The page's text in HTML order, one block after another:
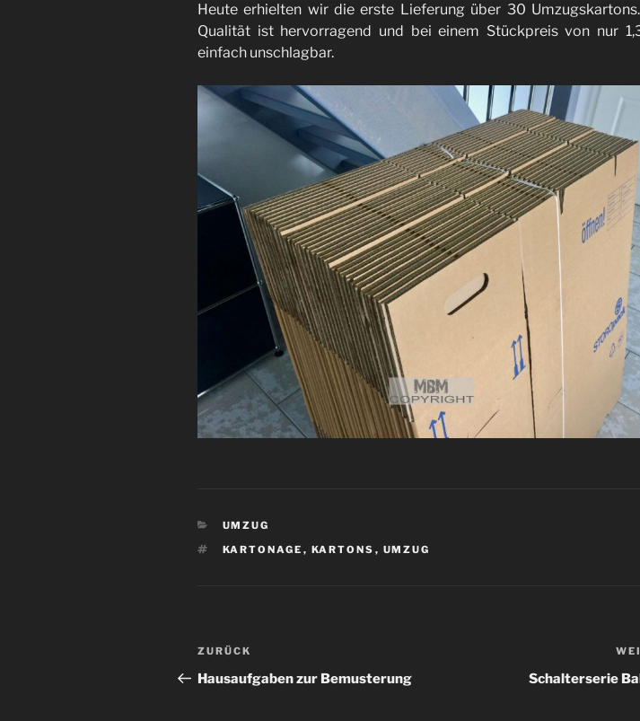
Heute erhielten wir die erste Lieferung über 30
Qualität ist hervorragend und bei einem Stückpreis von nur
einfach unschlagbar.
KATEGORIEN
UMZUG
SCHLAGWÖRTER
KARTONAGE , KARTONS , UMZUG
Beitragsnavigation
Vorheriger
Beitrag
ZURÜCK
Hausaufgaben zur Bemusterung Schalterserie